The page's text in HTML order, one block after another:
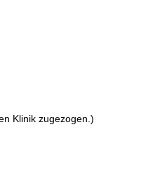
Klinik zugezogen.)